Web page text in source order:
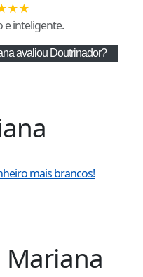
★★
e inteligente.
avaliou Doutrinador?
mais brancos!
Mariana